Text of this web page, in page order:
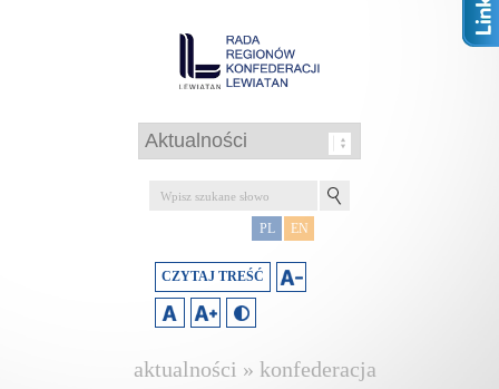
PL EN
CZYTAJ TREŚĆ
aktualności » konfederacja